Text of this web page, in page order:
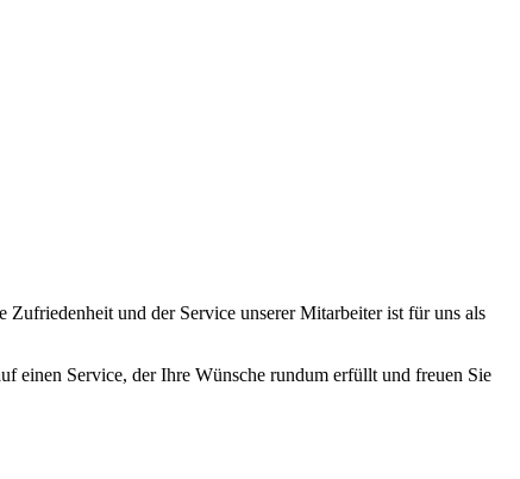
und der Service unserer Mitarbeiter ist für uns als
einen Service, der Ihre Wünsche rundum erfüllt und freuen Sie